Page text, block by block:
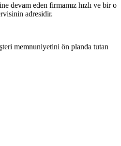
devam eden firmamız hızlı ve bir o
adresidir.
memnuniyetini ön planda tutan